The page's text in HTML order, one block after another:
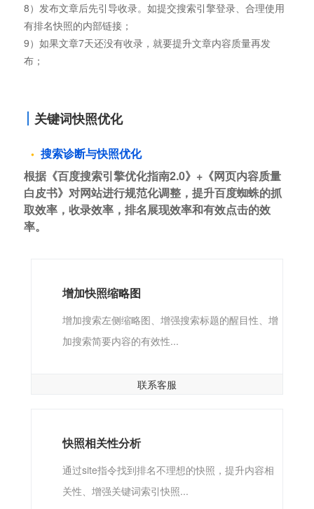
8）发布文章后先引导收录。如提交搜索引擎登录、合理使用
有排名快照的内部链接；
9）如果文章7天还没有收录，就要提升文章内容质量再发
布；
关键词快照优化
搜索诊断与快照优化
根据《百度搜索引擎优化指南2.0》+《网页内容质量
白皮书》对网站进行规范化调整，提升百度蜘蛛的抓
取效率，收录效率，排名展现效率和有效点击的效
率。
增加快照缩略图
增加搜索左侧缩略图、增强搜索标题的醒目性、增
加搜索简要内容的有效性...
联系客服
快照相关性分析
通过site指令找到排名不理想的快照，提升内容相
关性、增强关键词索引快照...